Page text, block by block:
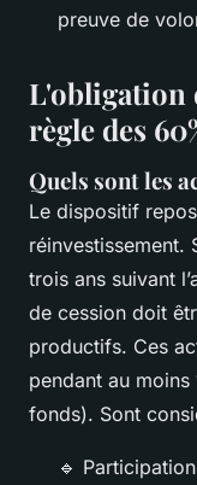
preuve de
L'obligation
règle des
Quels sont les
Le dispositif
réinvestissement.
trois ans suivant
de cession doit
productifs. Ces
pendant au
fonds). Sont
🔹